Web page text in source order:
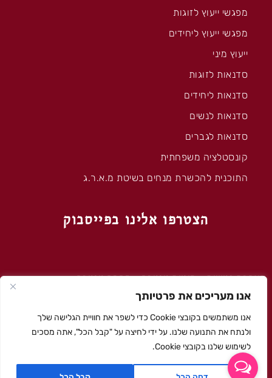
אנו מעריכים את פרטיותך
אנו משתמשים בקובצי Cookie כדי לשפר את חוויית הגלישה שלך
ולנתח את התנועה שלנו. על ידי לחיצה על "קבל הכל", אתה מסכים
לשימוש שלנו בקובצי Cookie.
מפגשי ייעוץ לזוגות
מפגשי ייעוץ ליחידים
ייעוץ מיני
סדנאות לזוגות
סדנאות ליחידים
סדנאות לנשים
סדנאות לגברים
קונסטלציה משפחתית
התוכנית להכשרת מנחים בשיטת מ.א.ר.ג
הצטרפו אלינו בפייסבוק
הצהרת נגישות–מיניות טנטרה–מה זה טנטרה
'מארג' – © כל הזכויות שמורות 2020
עיצוב גרפי ומיתוג: דליה רפאלי לוי
רפאלי לוי מיתוג ופרסום בע״מ